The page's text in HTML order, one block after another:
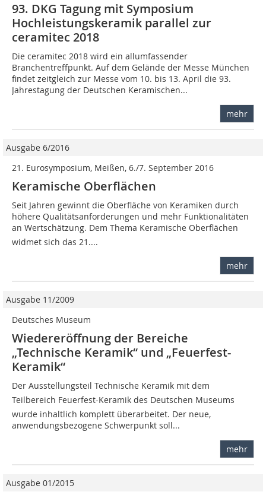
93. DKG Tagung mit Symposium
Hochleistungskeramik parallel zur
ceramitec 2018
Die ceramitec 2018 wird ein allumfassender
Branchentreffpunkt. Auf dem Gelände der Messe München
findet zeitgleich zur Messe vom 10. bis 13. April die 93.
Jahrestagung der Deutschen Keramischen...
mehr
Ausgabe 6/2016
21. Eurosymposium, Meißen, 6./7. September 2016
Keramische Oberflächen
Seit Jahren gewinnt die Oberfläche von Keramiken durch
höhere Qualitätsanforderungen und mehr Funktionalitäten
an Wertschätzung. Dem Thema Keramische Oberflächen
widmet sich das 21....
mehr
Ausgabe 11/2009
Deutsches Museum
Wiedereröffnung der Bereiche
„Technische Keramik“ und „Feuerfest-
Keramik“
Der Ausstellungsteil Technische Keramik mit dem
Teilbereich Feuerfest-­Keramik des Deutschen Museums
wurde inhaltlich komplett überarbeitet. Der neue,
anwendungsbezogene Schwerpunkt soll...
mehr
Ausgabe 01/2015